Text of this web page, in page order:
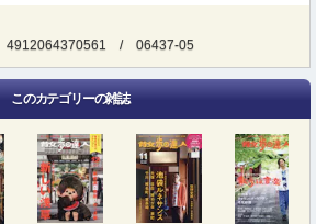
4912064370561 /06437-05
このカテゴリーの雑誌